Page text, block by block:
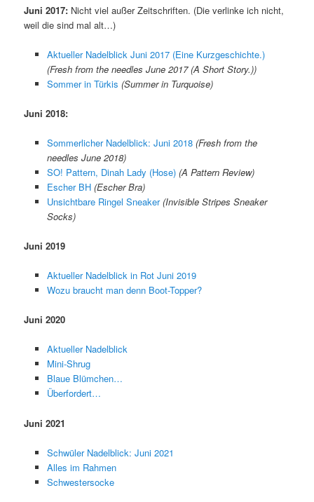
Juni 2017: Nicht viel außer Zeitschriften. (Die verlinke ich nicht,
weil die sind mal alt…)
Aktueller Nadelblick Juni 2017 (Eine Kurzgeschichte.)
(Fresh from the needles June 2017 (A Short Story.))
Sommer in Türkis (Summer in Turquoise)
Juni 2018:
Sommerlicher Nadelblick: Juni 2018 (Fresh from the
needles June 2018)
SO! Pattern, Dinah Lady (Hose) (A Pattern Review)
Escher BH (Escher Bra)
Unsichtbare Ringel Sneaker (Invisible Stripes Sneaker
Socks)
Juni 2019
Aktueller Nadelblick in Rot Juni 2019
Wozu braucht man denn Boot-Topper?
Juni 2020
Aktueller Nadelblick
Mini-Shrug
Blaue Blümchen…
Überfordert…
Juni 2021
Schwüler Nadelblick: Juni 2021
Alles im Rahmen
Schwestersocke